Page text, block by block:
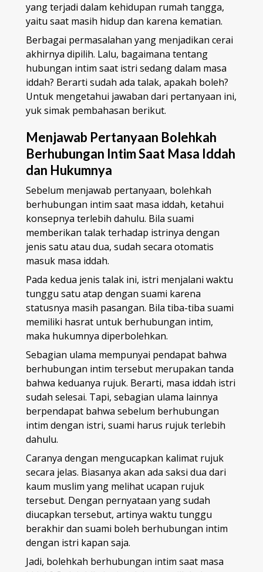
yang terjadi dalam kehidupan rumah tangga,
yaitu saat masih hidup dan karena kematian.
Berbagai permasalahan yang menjadikan cerai
akhirnya dipilih. Lalu, bagaimana tentang
hubungan intim saat istri sedang dalam masa
iddah? Berarti sudah ada talak, apakah boleh?
Untuk mengetahui jawaban dari pertanyaan ini,
yuk simak pembahasan berikut.
Menjawab Pertanyaan Bolehkah
Berhubungan Intim Saat Masa Iddah
dan Hukumnya
Sebelum menjawab pertanyaan, bolehkah
berhubungan intim saat masa iddah, ketahui
konsepnya terlebih dahulu. Bila suami
memberikan talak terhadap istrinya dengan
jenis satu atau dua, sudah secara otomatis
masuk masa iddah.
Pada kedua jenis talak ini, istri menjalani waktu
tunggu satu atap dengan suami karena
statusnya masih pasangan. Bila tiba-tiba suami
memiliki hasrat untuk berhubungan intim,
maka hukumnya diperbolehkan.
Sebagian ulama mempunyai pendapat bahwa
berhubungan intim tersebut merupakan tanda
bahwa keduanya rujuk. Berarti, masa iddah istri
sudah selesai. Tapi, sebagian ulama lainnya
berpendapat bahwa sebelum berhubungan
intim dengan istri, suami harus rujuk terlebih
dahulu.
Caranya dengan mengucapkan kalimat rujuk
secara jelas. Biasanya akan ada saksi dua dari
kaum muslim yang melihat ucapan rujuk
tersebut. Dengan pernyataan yang sudah
diucapkan tersebut, artinya waktu tunggu
berakhir dan suami boleh berhubungan intim
dengan istri kapan saja.
Jadi, bolehkah berhubungan intim saat masa